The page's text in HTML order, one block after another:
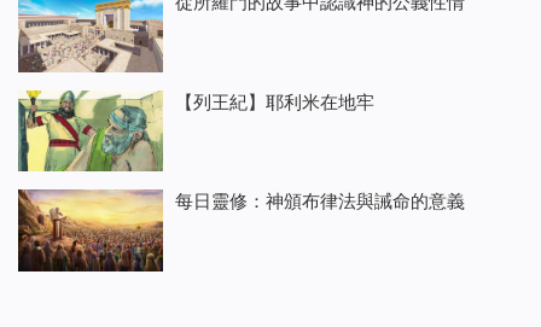
【列王紀】耶利米在地牢
每日靈修：神頒布律法與誡命的意義